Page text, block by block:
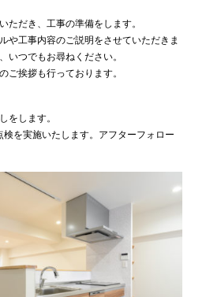
ただき、工事の準備をします。
や工事内容のご説明をさせていただきま
いつでもお尋ねください。
ご挨拶も行っております。
をします。
を実施いたします。アフターフォロー